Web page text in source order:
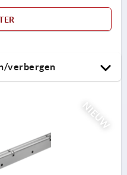
verbergen
NIEUW